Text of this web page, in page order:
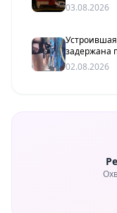
03.08.2026
задержана
02.08.2026